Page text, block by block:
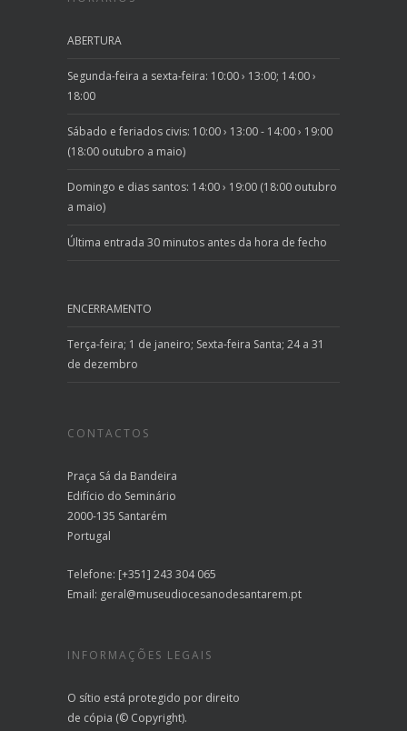
ABERTURA
Segunda-feira a sexta-feira: 10:00 › 13:00; 14:00 ›
18:00
Sábado e feriados civis: 10:00 › 13:00 - 14:00 › 19:00
(18:00 outubro a maio)
Domingo e dias santos: 14:00 › 19:00 (18:00 outubro
a maio)
Última entrada 30 minutos antes da hora de fecho
ENCERRAMENTO
Terça-feira; 1 de janeiro; Sexta-feira Santa; 24 a 31
de dezembro
CONTACTOS
Praça Sá da Bandeira
Edifício do Seminário
2000-135 Santarém
Portugal
Telefone: [+351] 243 304 065
Email: geral@museudiocesanodesantarem.pt
INFORMAÇÕES LEGAIS
O sítio está protegido por direito
de cópia (© Copyright).